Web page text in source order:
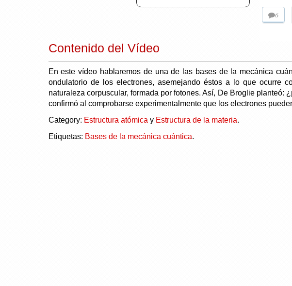
6
Contenido del Vídeo
En este vídeo hablaremos de una de las bases de la mecánica
ondulatorio de los electrones, asemejando éstos a lo que ocurre
naturaleza corpuscular, formada por fotones. Así, De Broglie
confirmó al comprobarse experimentalmente que los electrones
Category: Estructura atómica y Estructura de la materia.
Etiquetas: Bases de la mecánica cuántica.